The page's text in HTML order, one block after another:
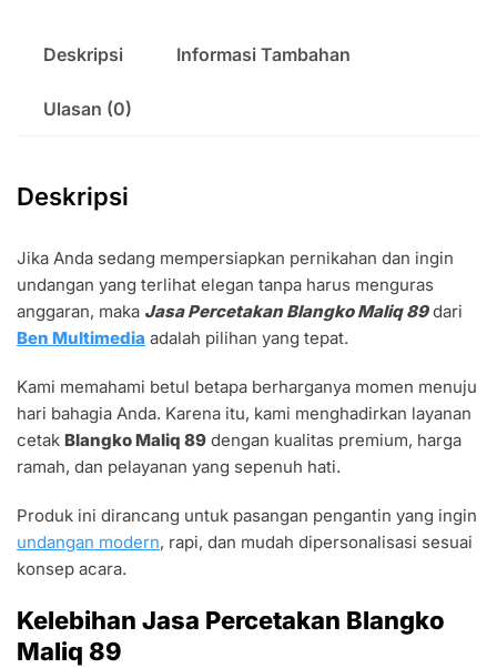
Deskripsi Informasi Tambahan
Ulasan (0)
Deskripsi
Jika Anda sedang mempersiapkan pernikahan dan ingin
undangan yang terlihat elegan tanpa harus menguras
anggaran, maka Jasa Percetakan Blangko Maliq 89dari
Ben Multimedia adalah pilihan yang tepat.
Kami memahami betul betapa berharganya momen menuju
hari bahagia Anda. Karena itu, kami menghadirkan layanan
cetak Blangko Maliq 89 dengan kualitas premium, harga
ramah, dan pelayanan yang sepenuh hati.
Produk ini dirancang untuk pasangan pengantin yang ingin
undangan modern, rapi, dan mudah dipersonalisasi sesuai
konsep acara.
Kelebihan Jasa Percetakan Blangko
Maliq 89